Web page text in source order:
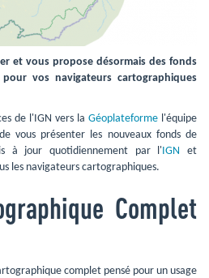
et vous propose désormais des fonds
vos navigateurs cartographiques
de l'IGN vers la Géoplateforme l'équipe
vous présenter les nouveaux fonds de
à jour quotidiennement par l' IGN
et
les navigateurs cartographiques.
Complet
complet pensé pour un usage